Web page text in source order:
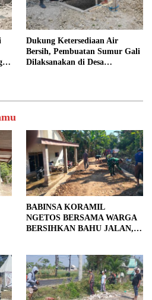
Dukung Ketersediaan Air
Bersih, Pembuatan Sumur Gali
Dilaksanakan di Desa
BABINSA KORAMIL
NGETOS BERSAMA WARGA
BERSIHKAN BAHU JALAN,